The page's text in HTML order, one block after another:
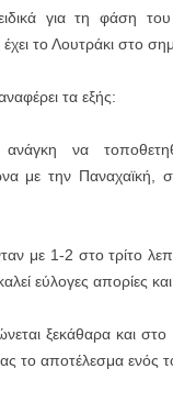
email (1 email/ημέρα):
για τη φάση
το Λουτράκι στο
τα εξής:
να
με την Παναχαϊκή,
με 1-2 στο τρίτο
εύλογες απορίες
ξεκάθαρα και στο
το αποτέλεσμα ενός